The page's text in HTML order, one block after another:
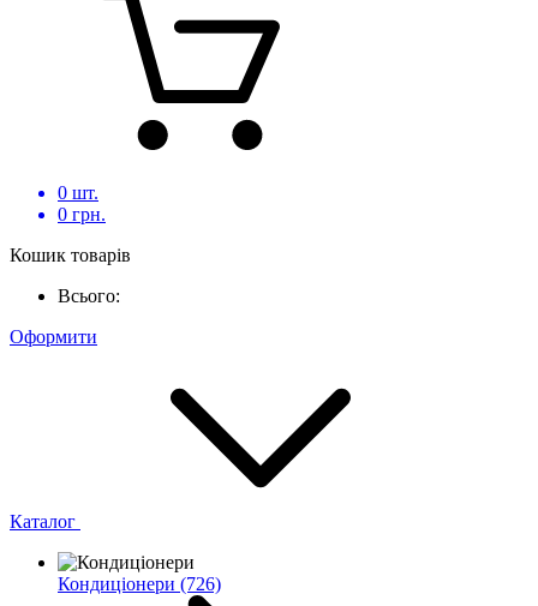
0 шт.
0 грн.
Кошик товарів
Всього:
Оформити
Каталог
Кондиціонери (726)